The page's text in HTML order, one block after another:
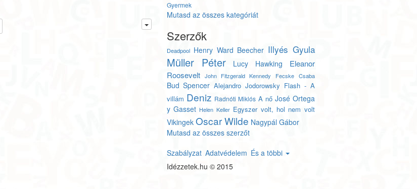
Gyermek
Mutasd az összes kategóriát
Szerzők
Deadpool Henry Ward Beecher Illyés Gyula
Müller Péter Lucy Hawking
Eleanor
Roosevelt John Fitzgerald Kennedy Fecske Csaba
Bud Spencer Alejandro Jodorowsky Flash - A
villám Deniz Radnóti Miklós A nő José Ortega
y Gasset Helen Keller Egyszer volt, hol nem volt
Vikingek Oscar Wilde Nagypál Gábor
Mutasd az összes szerzőt
Szabályzat Adatvédelem És a többi
Idézzetek.hu © 2015